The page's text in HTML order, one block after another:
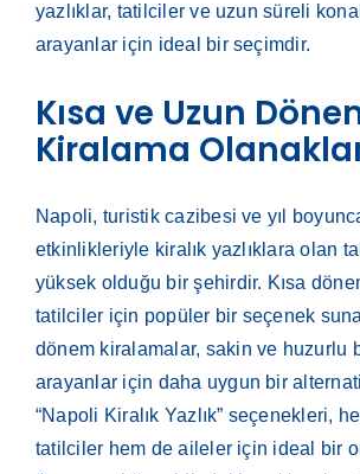
yazlıklar, tatilciler ve uzun süreli
arayanlar için ideal bir seçimdir.
Kısa ve Uzun
Kiralama
Napoli, turistik cazibesi ve yıl
etkinlikleriyle kiralık yazlıklara olan
yüksek olduğu bir şehirdir. Kısa
tatilciler için popüler bir seçenek
dönem kiralamalar, sakin ve huzurlu
arayanlar için daha uygun bir
“Napoli Kiralık Yazlık” seçenekleri,
tatilciler hem de aileler için ideal bir